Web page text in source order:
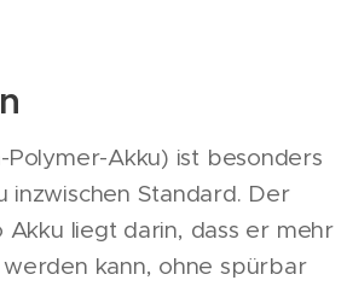
Polymer-Akku) ist besonders
inzwischen Standard. Der
Akku liegt darin, dass er mehr
werden kann, ohne spürbar